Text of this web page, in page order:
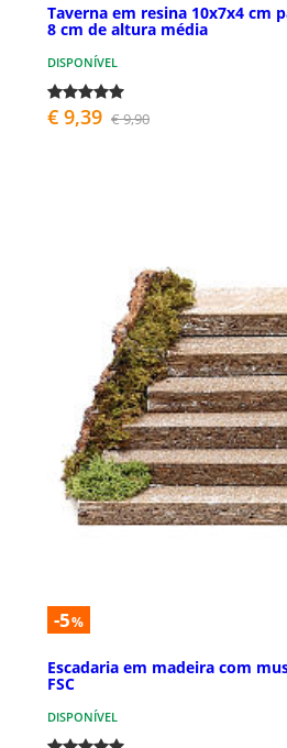
Taverna em resina 10x7x4 cm
8 cm de altura média
DISPONÍVEL
€ 9,39 € 9,90
-5%
Escadaria em madeira com
FSC
DISPONÍVEL